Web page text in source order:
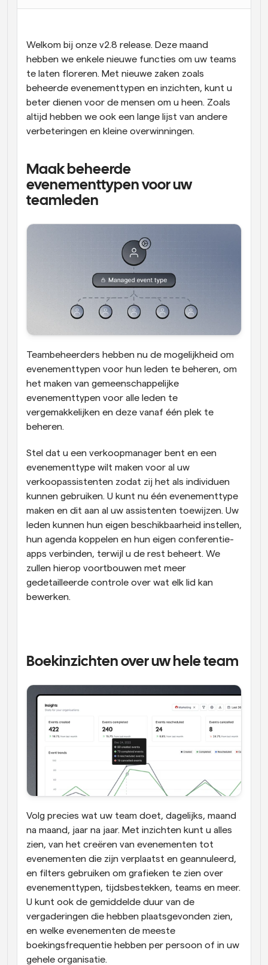
Supercharged planning met AI-gestuurde
oproepen
Blog
Blijf op de hoogte van het laatste nieuws en updates
Instant Vergaderingen
Ontmoet cliënten binnen enkele minuten
Webhooks
Ontvang een melding wanneer er iets gebeurt
Welkom bij onze v2.8 release. Deze maand
hebben we enkele nieuwe functies om uw teams
te laten floreren. Met nieuwe zaken zoals
beheerde evenementtypen en inzichten, kunt u
beter dienen voor de mensen om u heen. Zoals
altijd hebben we ook een lange lijst van andere
verbeteringen en kleine overwinningen.
Maak beheerde
evenementtypen voor uw
teamleden
Teambeheerders hebben nu de mogelijkheid om
evenementtypen voor hun leden te beheren, om
het maken van gemeenschappelijke
evenementtypen voor alle leden te
vergemakkelijken en deze vanaf één plek te
beheren.
Stel dat u een verkoopmanager bent en een
evenementtype wilt maken voor al uw
verkoopassistenten zodat zij het als individuen
kunnen gebruiken. U kunt nu één evenementtype
maken en dit aan al uw assistenten toewijzen. Uw
leden kunnen hun eigen beschikbaarheid instellen,
hun agenda koppelen en hun eigen conferentie-
apps verbinden, terwijl u de rest beheert. We
zullen hierop voortbouwen met meer
gedetailleerde controle over wat elk lid kan
bewerken.
Boekinzichten over uw hele team
Volg precies wat uw team doet, dagelijks, maand
na maand, jaar na jaar. Met inzichten kunt u alles
zien, van het creëren van evenementen tot
evenementen die zijn verplaatst en geannuleerd,
en filters gebruiken om grafieken te zien over
evenementtypen, tijdsbestekken, teams en meer.
U kunt ook de gemiddelde duur van de
vergaderingen die hebben plaatsgevonden zien,
en welke evenementen de meeste
boekingsfrequentie hebben per persoon of in uw
gehele organisatie.